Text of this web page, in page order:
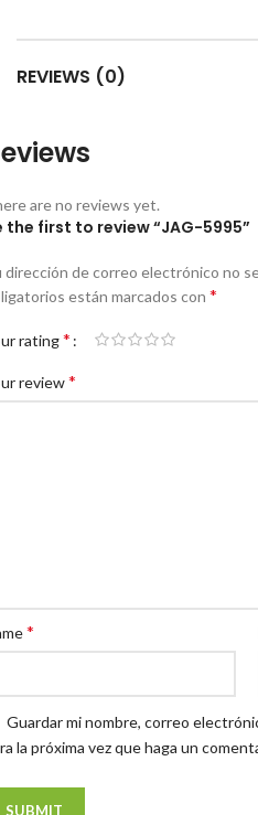
REVIEWS (0)
are no reviews yet.
the first to review “JAG-5995”
dirección de correo electrónico no
están marcados con *
rating*
review*
*
Guardar mi nombre, correo
la próxima vez que haga un